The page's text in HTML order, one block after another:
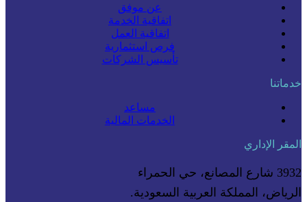
عن موفق
اتفاقية الخدمة
اتفاقية العمل
فرص استثمارية
تأسيس الشركات
خدماتنا
مساعد
الخدمات المالية
المقر الإداري
3932 شارع المصانع، حي الحمراء
الرياض، المملكة العربية السعودية.